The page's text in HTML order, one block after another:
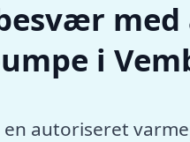
i
autoriseret